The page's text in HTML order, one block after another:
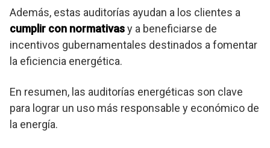
Además, estas auditorías ayudan a los clientes a
cumplir con normativasy a beneficiarse de
incentivos gubernamentales destinados a fomentar
la eficiencia energética.
En resumen, las auditorías energéticas son clave
para lograr un uso más responsable y económico de
la energía.